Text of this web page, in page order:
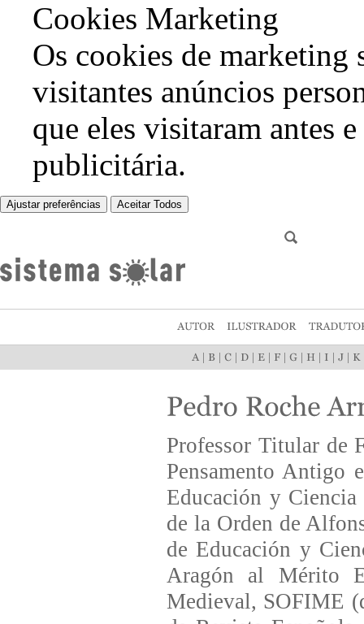
Cookies Marketing
Os cookies de marketing
visitantes anúncios
que eles visitaram antes
publicitária.
Ajustar preferências Aceitar Todos
Professor Titular de
Pensamento Antigo
Educación y Ciencia
de la Orden de
de Educación y
Aragón al Mérito
Medieval, SOFIME